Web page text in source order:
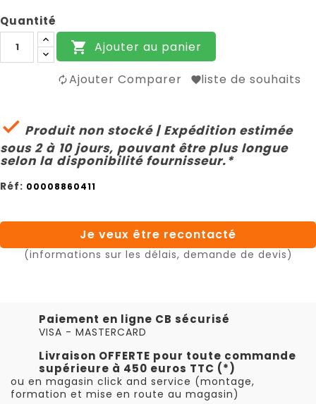
Quantité
 Ajouter au panier
Ajouter Comparer liste de souhaits
 Produit non stocké | Expédition estimée
sous 2 à 10 jours, pouvant être plus longue
selon la disponibilité fournisseur.*
Réf: 00008860411
Je veux être recontacté
(informations sur les délais, demande de devis)
Paiement en ligne CB sécurisé
VISA - MASTERCARD
Livraison OFFERTE pour toute commande
supérieure à 450 euros TTC (*)
ou en magasin click and service (montage,
formation et mise en route au magasin)